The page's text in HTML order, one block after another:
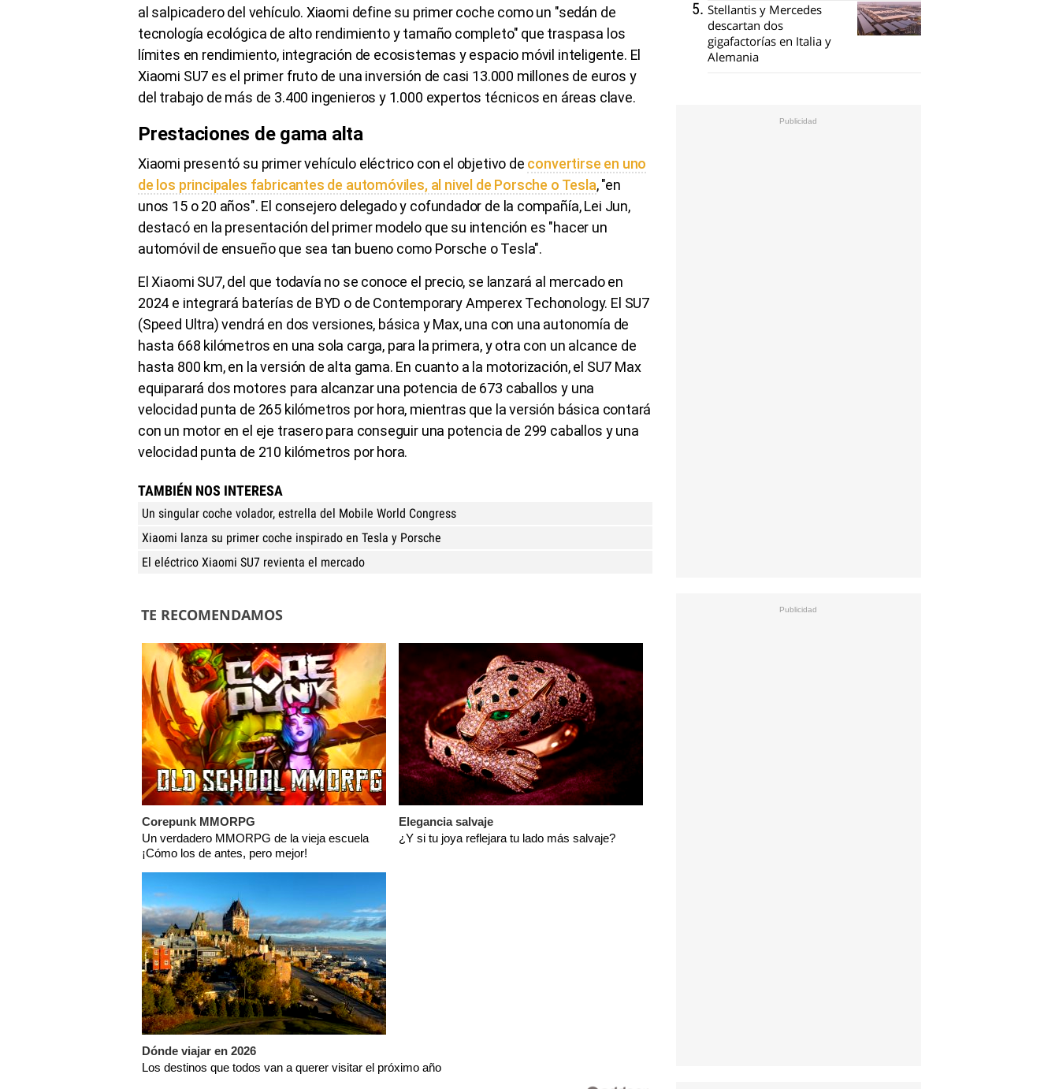
al salpicadero del vehículo. Xiaomi define su primer coche como un "sedán de
tecnología ecológica de alto rendimiento y tamaño completo" que traspasa los
límites en rendimiento, integración de ecosistemas y espacio móvil inteligente. El
Xiaomi SU7 es el primer fruto de una inversión de casi 13.000 millones de euros y
del trabajo de más de 3.400 ingenieros y 1.000 expertos técnicos en áreas clave.
Prestaciones de gama alta
Xiaomi presentó su primer vehículo eléctrico con el objetivo de convertirse en uno
de los principales fabricantes de automóviles, al nivel de Porsche o Tesla, "en
unos 15 o 20 años". El consejero delegado y cofundador de la compañía, Lei Jun,
destacó en la presentación del primer modelo que su intención es "hacer un
automóvil de ensueño que sea tan bueno como Porsche o Tesla".
El Xiaomi SU7, del que todavía no se conoce el precio, se lanzará al mercado en
2024 e integrará baterías de BYD o de Contemporary Amperex Techonology. El SU7
(Speed Ultra) vendrá en dos versiones, básica y Max, una con una autonomía de
hasta 668 kilómetros en una sola carga, para la primera, y otra con un alcance de
hasta 800 km, en la versión de alta gama. En cuanto a la motorización, el SU7 Max
equiparará dos motores para alcanzar una potencia de 673 caballos y una
velocidad punta de 265 kilómetros por hora, mientras que la versión básica contará
con un motor en el eje trasero para conseguir una potencia de 299 caballos y una
velocidad punta de 210 kilómetros por hora.
TAMBIÉN NOS INTERESA
Un singular coche volador, estrella del Mobile World Congress
Xiaomi lanza su primer coche inspirado en Tesla y Porsche
El eléctrico Xiaomi SU7 revienta el mercado
TE RECOMENDAMOS
Corepunk MMORPG
Un verdadero MMORPG de la vieja escuela
¡Cómo los de antes, pero mejor!
Elegancia salvaje
¿Y si tu joya reflejara tu lado más salvaje?
Dónde viajar en 2026
Los destinos que todos van a querer visitar el próximo año
Stellantis y Mercedes
descartan dos
gigafactorías en Italia y
Alemania